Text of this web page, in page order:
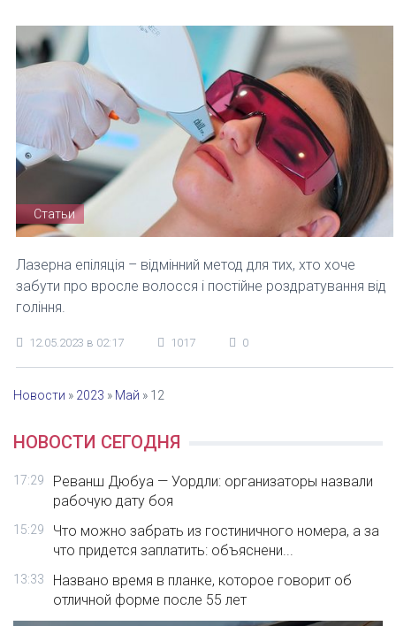
Статьи
Лазерна епіляція – відмінний метод для тих, хто хоче
забути про вросле волосся і постійне роздратування від
гоління.
12.05.2023 в 02:17 1017 0
Новости » 2023 » Май » 12
НОВОСТИ СЕГОДНЯ
17:29
Реванш Дюбуа — Уордли: организаторы назвали
рабочую дату боя
15:29
Что можно забрать из гостиничного номера, а за
что придется заплатить: объяснени...
13:33
Названо время в планке, которое говорит об
отличной форме после 55 лет